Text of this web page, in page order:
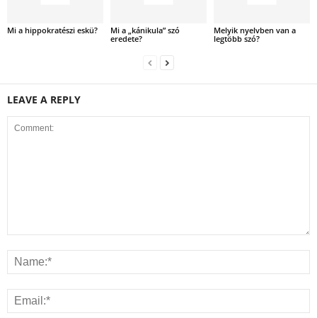
Mi a hippokratészi eskü?
Mi a „kánikula” szó
eredete?
Melyik nyelvben van a
legtöbb szó?
LEAVE A REPLY